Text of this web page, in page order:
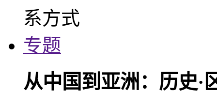
专题
从中国到亚洲：历史·